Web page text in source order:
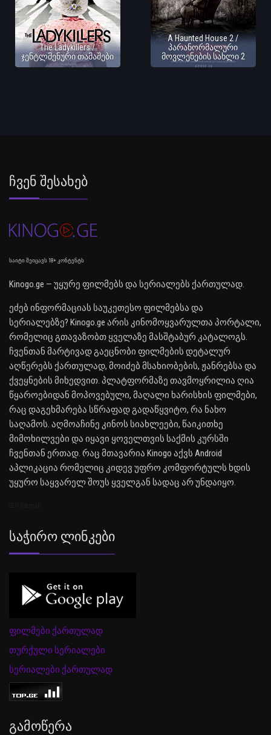
The Ladykillers /
ჯენტლმენური თამაშები
A Haunted House 2 /
პარანორმალური
მოვლენების სახლი 2
Ჩვენ Შესახებ
საიტი შეიცავს 18+ კონტენტს
Kinogo.ge — უყურე ფილმებს და სერიალებს ქართულად.
ეძებ ინფორმაციას საუკეთესო ფილმებსა და
სერიალებზე? Kinogo.ge არის კინომოყვარულთა პორტალი,
რომელიც გთავაზობთ ყველაზე მასშტაბურ კატალოგს.
ჩვენთან მარტივად გაეცნობი ფილმების დეტალურ
აღწერებს ქართულად, მოიძებ მსახიობების, ჟანრებსა და
ქვეყნების მიხედვით. პლატფორმაზე თავმოყრილია ღია
წყაროებიდან მოპოვებული, მაღალი ხარისხის ფილმები,
რაც დაგეხმარება სწრაფად გადაწყვიტო, რა ნახო
საღამოს. აღმოაჩინე კინოს სიახლეები, წაიკითხე
მიმოხილვები და იყავი ყოველთვის საქმის კურსში
ჩვენთან ერთად. რაც მთავარია Kinogo აქვს Android
აპლიკაცია რომელიც კიდევ უფრო კომფორტულს ხდის
უყურო საყვარელ შოუს ყველგან სადაც არ უნდაიყო.
Საჭირო Ლინკები
ფილმები ქართულად
თურქული სერიალები
სერიალები ქართულად
Გამოწერა